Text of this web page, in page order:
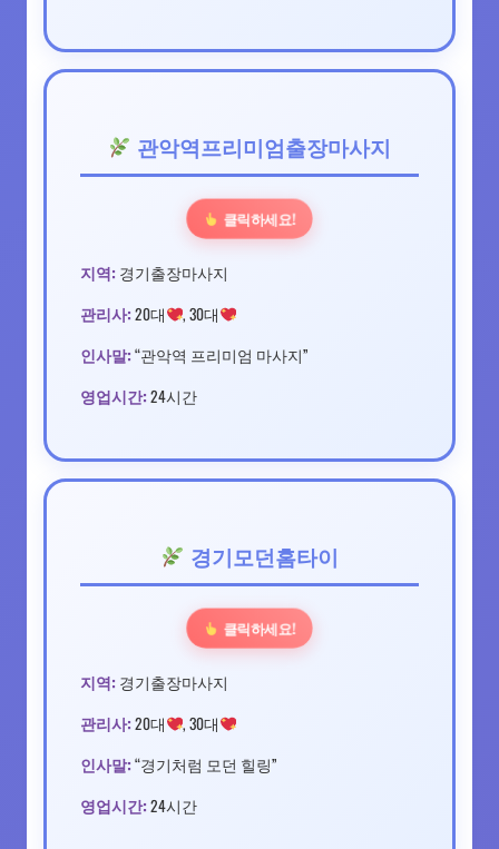
관악역프리미엄출장마사지
클릭하세요!
지역: 경기출장마사지
관리사: 20대 , 30대
인사말: “관악역 프리미엄 마사지”
영업시간: 24시간
경기모던홈타이
클릭하세요!
지역: 경기출장마사지
관리사: 20대 , 30대
인사말: “경기처럼 모던 힐링”
영업시간: 24시간